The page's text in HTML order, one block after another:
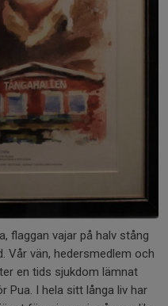
flaggan vajar på halv stång
Vår vän, hedersmedlem och
en tids sjukdom lämnat
Pua. I hela sitt långa liv har